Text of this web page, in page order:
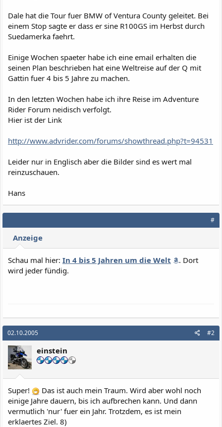
Dale hat die Tour fuer BMW of Ventura County geleitet. Bei
einem Stop sagte er dass er sine R100GS im Herbst durch
Suedamerka faehrt.
Einige Wochen spaeter habe ich eine email erhalten die
seinen Plan beschrieben hat eine Weltreise auf der Q mit
Gattin fuer 4 bis 5 Jahre zu machen.
In den letzten Wochen habe ich ihre Reise im Adventure
Rider Forum neidisch verfolgt.
Hier ist der Link
http://www.advrider.com/forums/showthread.php?t=94531
Leider nur in Englisch aber die Bilder sind es wert mal
reinzuschauen.
Hans
#
Anzeige
Schau mal hier: In 4 bis 5 Jahren um die Welt
. Dort
wird jeder fündig.
02.10.2005 #2
einstein
Super!
Das ist auch mein Traum. Wird aber wohl noch
einige Jahre dauern, bis ich aufbrechen kann. Und dann
vermutlich 'nur' fuer ein Jahr. Trotzdem, es ist mein
erklaertes Ziel. 8)